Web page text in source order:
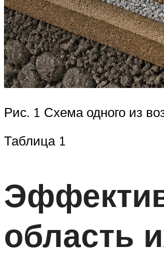
Рис. 1 Схема одного из
Таблица 1
область